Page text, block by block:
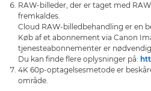
RAW-billeder, der er taget med
fremkaldes.
Cloud RAW-billedbehandling er en
Køb af et abonnement via Canon
tjenesteabonnementer er
Du kan finde flere oplysninger på:
4K 60p-optagelsesmetode er
område.